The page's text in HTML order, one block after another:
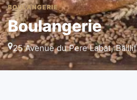
BOULANGERIE
Boulangerie
25 Avenue du Pere Labat, Baillif